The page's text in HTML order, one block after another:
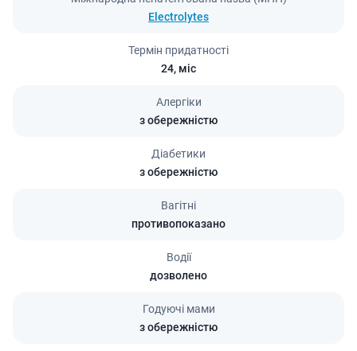
Electrolytes
Термін придатності
24, міс
Алергіки
з обережністю
Діабетики
з обережністю
Вагітні
противопоказано
Водії
дозволено
Годуючі мами
з обережністю